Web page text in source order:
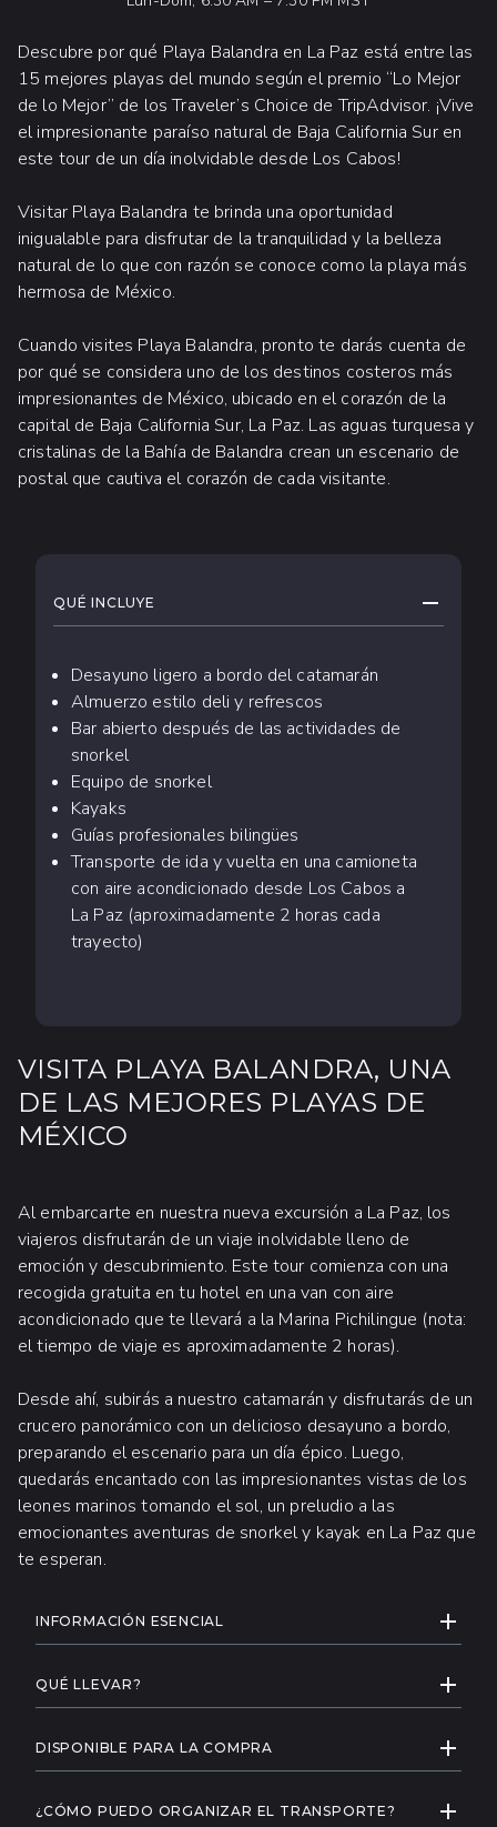
Descubre por qué Playa Balandra en La Paz está entre las
15 mejores playas del mundo según el premio “Lo Mejor
de lo Mejor” de los Traveler’s Choice de TripAdvisor. ¡Vive
el impresionante paraíso natural de Baja California Sur en
este tour de un día inolvidable desde Los Cabos!
Visitar Playa Balandra te brinda una oportunidad
inigualable para disfrutar de la tranquilidad y la belleza
natural de lo que con razón se conoce como la playa más
hermosa de México.
Cuando visites Playa Balandra, pronto te darás cuenta de
por qué se considera uno de los destinos costeros más
impresionantes de México, ubicado en el corazón de la
capital de Baja California Sur, La Paz. Las aguas turquesa y
cristalinas de la Bahía de Balandra crean un escenario de
postal que cautiva el corazón de cada visitante.
QUÉ INCLUYE
Desayuno ligero a bordo del catamarán
Almuerzo estilo deli y refrescos
Bar abierto después de las actividades de
snorkel
Equipo de snorkel
Kayaks
Guías profesionales bilingües
Transporte de ida y vuelta en una camioneta
con aire acondicionado desde Los Cabos a
La Paz (aproximadamente 2 horas cada
trayecto)
VISITA PLAYA BALANDRA, UNA
DE LAS MEJORES PLAYAS DE
MÉXICO
Al embarcarte en nuestra nueva excursión a La Paz, los
viajeros disfrutarán de un viaje inolvidable lleno de
emoción y descubrimiento. Este tour comienza con una
recogida gratuita en tu hotel en una van con aire
acondicionado que te llevará a la Marina Pichilingue (nota:
el tiempo de viaje es aproximadamente 2 horas).
Desde ahí, subirás a nuestro catamarán y disfrutarás de un
crucero panorámico con un delicioso desayuno a bordo,
preparando el escenario para un día épico. Luego,
quedarás encantado con las impresionantes vistas de los
leones marinos tomando el sol, un preludio a las
emocionantes aventuras de snorkel y kayak en La Paz que
te esperan.
INFORMACIÓN ADICIONAL
INFORMACIÓN ESENCIAL
Balandra: $20 USD por persona
Se recomienda experiencia previa en
Los huéspedes con problemas
QUÉ LLEVAR?
muelle ($20 USD), propinas o fotos
Traje de baño
DISPONIBLE PARA LA COMPRA
Recuerdos
¿CÓMO PUEDO ORGANIZAR EL TRANSPORTE?